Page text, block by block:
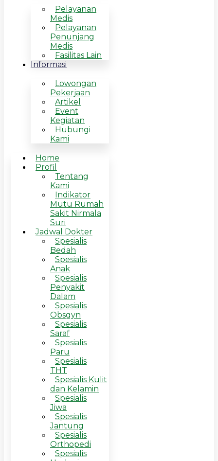
Pelayanan
Medis
Pelayanan
Penunjang
Medis
Fasilitas Lain
Informasi
Lowongan
Pekerjaan
Artikel
Event
Kegiatan
Hubungi
Kami
Home
Profil
Tentang
Kami
Indikator
Mutu Rumah
Sakit Nirmala
Suri
Jadwal Dokter
Spesialis
Bedah
Spesialis
Anak
Spesialis
Penyakit
Dalam
Spesialis
Obsgyn
Spesialis
Saraf
Spesialis
Paru
Spesialis
THT
Spesialis Kulit
dan Kelamin
Spesialis
Jiwa
Spesialis
Jantung
Spesialis
Orthopedi
Spesialis